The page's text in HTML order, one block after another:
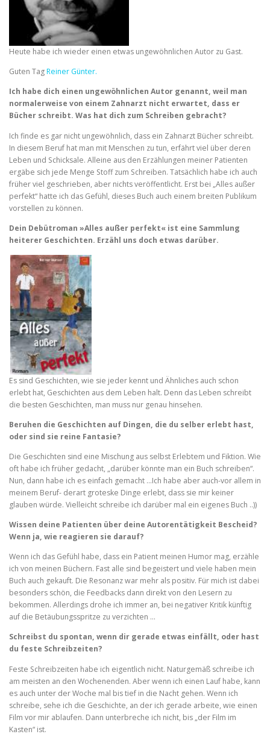
Heute habe ich wieder einen etwas ungewöhnlichen Autor zu Gast.
Guten TagReiner Günter.
Ich habe dich einen ungewöhnlichen Autor genannt, weil man
normalerweise von einem Zahnarzt nicht erwartet, dass er
Bücher schreibt. Was hat dich zum Schreiben gebracht?
Ich finde es gar nicht ungewöhnlich, dass ein Zahnarzt Bücher schreibt.
In diesem Beruf hat man mit Menschen zu tun, erfährt viel über deren
Leben und Schicksale. Alleine aus den Erzählungen meiner Patienten
ergäbe sich jede Menge Stoff zum Schreiben. Tatsächlich habe ich auch
früher viel geschrieben, aber nichts veröffentlicht. Erst bei „Alles außer
perfekt“ hatte ich das Gefühl, dieses Buch auch einem breiten Publikum
vorstellen zu können.
Dein Debütroman »Alles außer perfekt« ist eine Sammlung
heiterer Geschichten. Erzähl uns doch etwas darüber.
Es sind Geschichten, wie sie jeder kennt und Ähnliches auch schon
erlebt hat, Geschichten aus dem Leben halt. Denn das Leben schreibt
die besten Geschichten, man muss nur genau hinsehen.
Beruhen die Geschichten auf Dingen, die du selber erlebt hast,
oder sind sie reine Fantasie?
Die Geschichten sind eine Mischung aus selbst Erlebtem und Fiktion. Wie
oft habe ich früher gedacht, „darüber könnte man ein Buch schreiben“.
Nun, dann habe ich es einfach gemacht …Ich habe aber auch-vor allem in
meinem Beruf- derart groteske Dinge erlebt, dass sie mir keiner
glauben würde. Vielleicht schreibe ich darüber mal ein eigenes Buch ..))
Wissen deine Patienten über deine Autorentätigkeit Bescheid?
Wenn ja, wie reagieren sie darauf?
Wenn ich das Gefühl habe, dass ein Patient meinen Humor mag, erzähle
ich von meinen Büchern. Fast alle sind begeistert und viele haben mein
Buch auch gekauft. Die Resonanz war mehr als positiv. Für mich ist dabei
besonders schön, die Feedbacks dann direkt von den Lesern zu
bekommen. Allerdings drohe ich immer an, bei negativer Kritik künftig
auf die Betäubungsspritze zu verzichten …
Schreibst du spontan, wenn dir gerade etwas einfällt, oder hast
du feste Schreibzeiten?
Feste Schreibzeiten habe ich eigentlich nicht. Naturgemäß schreibe ich
am meisten an den Wochenenden. Aber wenn ich einen Lauf habe, kann
es auch unter der Woche mal bis tief in die Nacht gehen. Wenn ich
schreibe, sehe ich die Geschichte, an der ich gerade arbeite, wie einen
Film vor mir ablaufen. Dann unterbreche ich nicht, bis „der Film im
Kasten“ ist.